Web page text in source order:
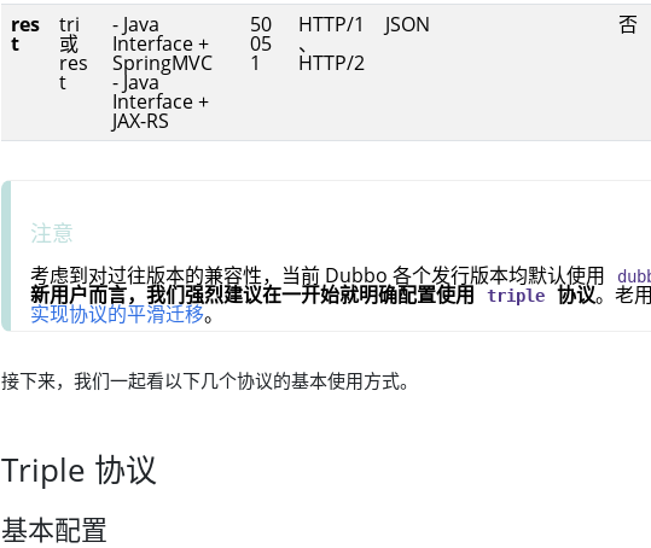
res
t
tri
或
res
t
- Java
Interface +
SpringMVC
- Java
Interface +
JAX-RS
50
05
1
HTTP/1
、
HTTP/2
JSON 否
注意
考虑到对过往版本的兼容性，当前 Dubbo 各个发行版本均默认使用
新用户而言，我们强烈建议在一开始就明确配置使用 triple 协议。老
实现协议的平滑迁移。
接下来，我们一起看以下几个协议的基本使用方式。
Triple 协议
基本配置